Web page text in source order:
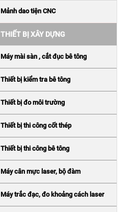
Mảnh dao tiện CNC
THIẾT BỊ XÂY DỰNG
Máy mài sàn , cắt đục bê tông
Thiết bị kiểm tra bê tông
Thiết bị đo môi trường
Thiết bị thi công cốt thép
Thiết bị thi công bê tông
Máy cân mực laser, bộ đàm
Máy trắc đạc, đo khoảng cách laser